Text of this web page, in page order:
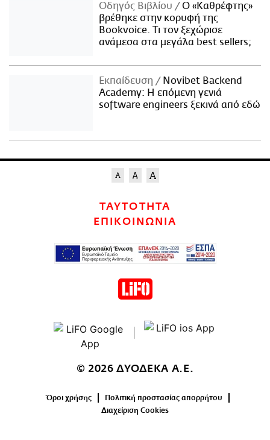
Οδηγός Βιβλίου
Ο «Καθρέφτης»
βρέθηκε στην κορυφή της
Bookvoice. Τι τον ξεχώρισε
ανάμεσα στα μεγάλα best sellers;
Εκπαίδευση
Novibet Backend
Academy: Η επόμενη γενιά
software engineers ξεκινά από εδώ
ΤΑΥΤΟΤΗΤΑ
ΕΠΙΚΟΙΝΩΝΙΑ
© 2026 ΔΥΟΔΕΚΑ Α.Ε.
Όροι χρήσης
Πολιτική προστασίας απορρήτου
Διαχείριση Cookies